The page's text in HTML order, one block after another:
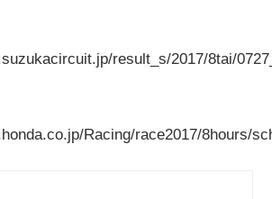
result_s/2017/8tai/
Racing/race2017/8hours/